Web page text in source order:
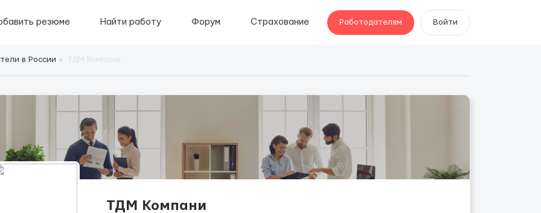
резюме Найти работу Форум Страхование Работодателям Войти
в России
ТДМ Компани